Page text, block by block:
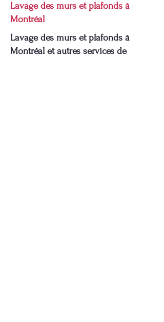
Lavage des murs et plafonds à
Montréal
Lavage des murs et plafonds à
Montréal et autres services de